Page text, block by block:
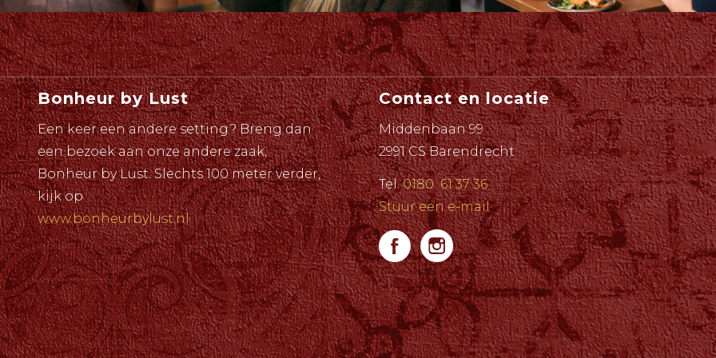
Bonheur by Lust
Een keer een andere setting? Breng dan
een bezoek aan onze andere zaak,
Bonheur by Lust. Slechts 100 meter verder,
kijk op
www.bonheurbylust.nl
Contact en locatie
Middenbaan 99
2991 CS Barendrecht
Tel.0180 61 37 36
Stuur een e-mail